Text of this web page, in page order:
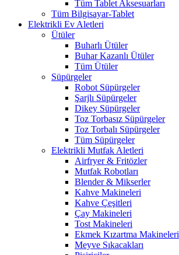
Tüm Tablet Aksesuarları
Tüm Bilgisayar-Tablet
Elektrikli Ev Aletleri
Ütüler
Buharlı Ütüler
Buhar Kazanlı Ütüler
Tüm Ütüler
Süpürgeler
Robot Süpürgeler
Şarjlı Süpürgeler
Dikey Süpürgeler
Toz Torbasız Süpürgeler
Toz Torbalı Süpürgeler
Tüm Süpürgeler
Elektrikli Mutfak Aletleri
Airfryer & Fritözler
Mutfak Robotları
Blender & Mikserler
Kahve Makineleri
Kahve Çeşitleri
Çay Makineleri
Tost Makineleri
Ekmek Kızartma Makineleri
Meyve Sıkacakları